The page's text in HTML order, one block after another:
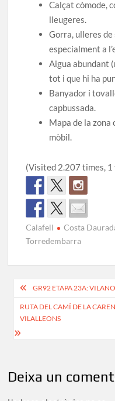
Calçat còmode,
lleugeres.
Gorra, ulleres
especialment a
Aigua abundant
tot i que hi ha
Banyador i
capbussada.
Mapa de la zona
mòbil.
(Visited 2.207 times,
Calafell Costa
Torredembarra
Navegació
d'entrades
GR92 ETAPA 23A:
RUTA DEL CAMÍ DE LA
VILALLEONS
Deixa un